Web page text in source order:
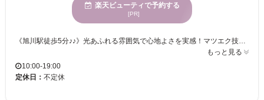
楽天ビューティで予約する
[PR]
《旭川駅徒歩5分♪♪》光あふれる雰囲気で心地よさを実感！マツエク技術に定評のあるサロンで、自分らしい美しさを引き出すお手伝いを。さまざまな年齢層向けのため、どなたでもお立ち寄りください！ MAQUIA フィール旭川店では、開放感のある店舗でゆったりとした時間を楽しめます。年齢を問わず様々な方に利用されているため、どんな方でも安心してご来店いただけます。特にマツエクに熟練した技術を持つスタッフが在籍しており、一人ひとりの魅力を引き出すデザインを提供します。自分らしい目元を手に入れることで、日々の生活をさらに楽しく、特別な自分へと変身できます。MAQUIA フィール旭川店での施術を通じて、自然な美しさと個性を引き立てる目元を手に入れましょう。心地よく過ごせる空間で、ぜひ新しい自分を発見してください。
もっと見る
10:00-19:00
定休日： 不定休